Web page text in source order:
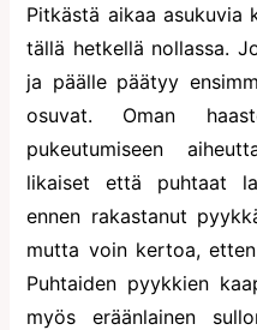
Pitkästä aikaa asukuvia
tällä hetkellä nollassa.
ja päälle päätyy
osuvat. Oman
pukeutumiseen
likaiset että puhtaat
ennen rakastanut
mutta voin kertoa,
Puhtaiden pyykkien
myös eräänlainen